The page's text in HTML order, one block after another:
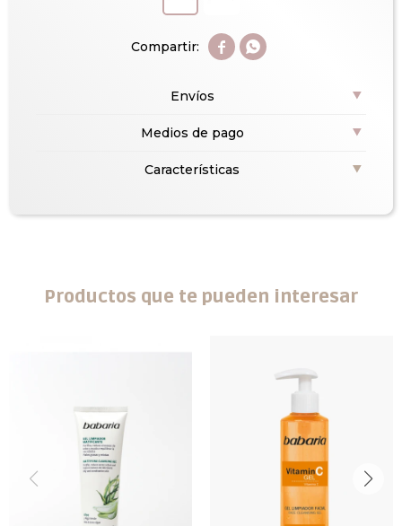
 
Envíos
Medios de pago
Características
Productos que te pueden interesar